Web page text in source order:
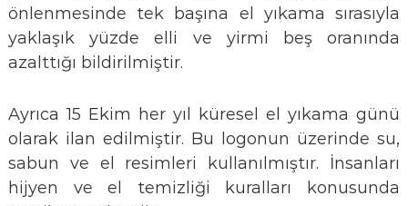
önlenmesinde tek başına el yıkama sırasıyla
yaklaşık yüzde elli ve yirmi beş oranında
azalttığı bildirilmiştir.
Ayrıca 15 Ekim her yıl küresel el yıkama günü
olarak ilan edilmiştir. Bu logonun üzerinde su,
sabun ve el resimleri kullanılmıştır. İnsanları
hijyen ve el temizliği kuralları konusunda